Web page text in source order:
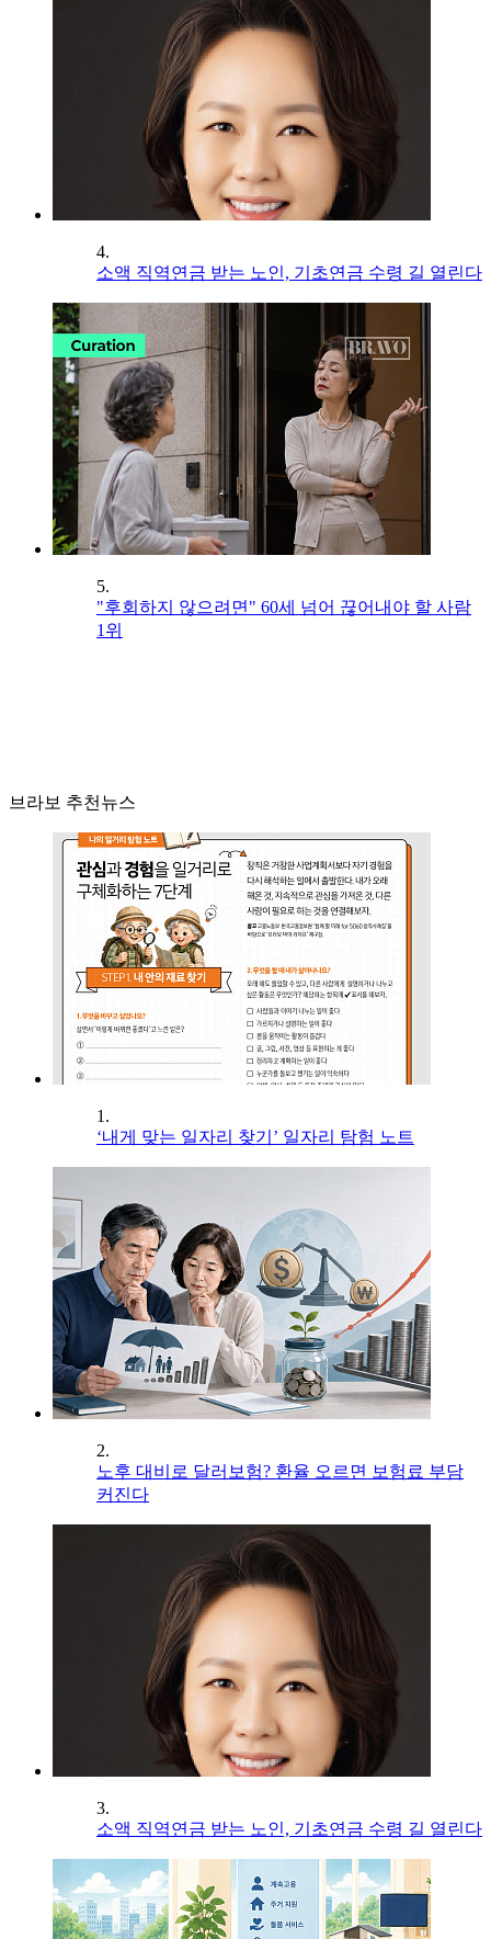
4.
소액 직역연금 받는 노인, 기초연금 수령 길 열린다
5.
"후회하지 않으려면" 60세 넘어 끊어내야 할 사람
1위
브라보 추천뉴스
1.
‘내게 맞는 일자리 찾기’ 일자리 탐험 노트
2.
노후 대비로 달러보험? 환율 오르면 보험료 부담
커진다
3.
소액 직역연금 받는 노인, 기초연금 수령 길 열린다